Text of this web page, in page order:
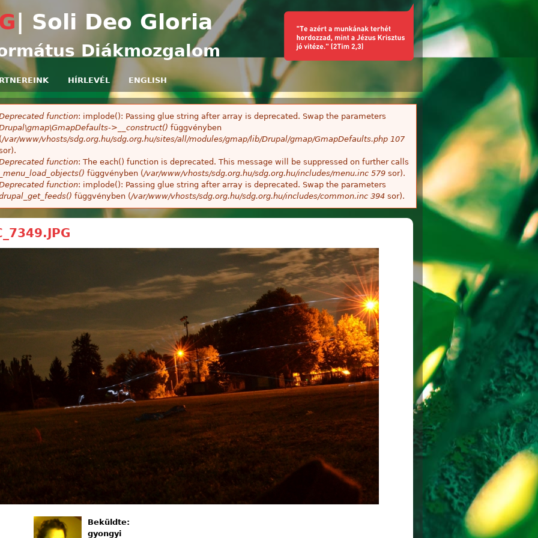
| Soli Deo Gloria
Diákmozgalom
HÍRLEVÉL ENGLISH
function: implode(): Passing glue string after array is deprecated. Swap the parameters
>__construct() függvényben
(/var/www/vhosts/sdg.org.hu/sdg.org.hu/sites/all/modules/gmap/lib/Drupal/gmap/GmapDefaults.php 107
function: The each() function is deprecated. This message will be suppressed on further calls
_menu_load_objects() függvényben (/var/www/vhosts/sdg.org.hu/sdg.org.hu/includes/menu.inc 579 sor).
function: implode(): Passing glue string after array is deprecated. Swap the parameters
függvényben (/var/www/vhosts/sdg.org.hu/sdg.org.hu/includes/common.inc 394 sor).
Beküldte:
gyongyi